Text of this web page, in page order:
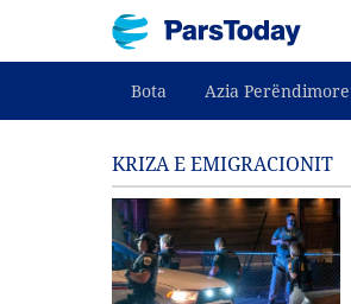
Bota Azia Perëndimore
KRIZA E EMIGRACIONIT